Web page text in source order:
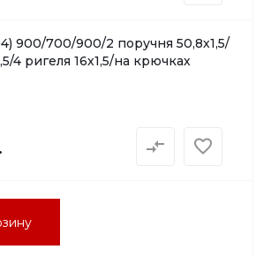
900/700/900/2 поручня 50,8х1,5/
4 ригеля 16х1,5/на крючках